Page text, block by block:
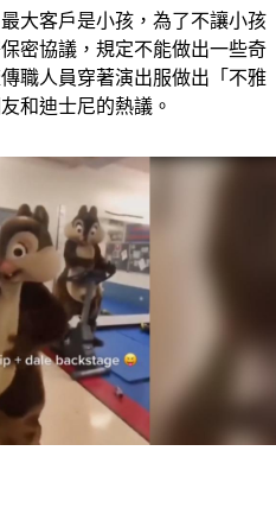
大客戶是小孩，為了不讓小孩
密協議，規定不能做出一些奇
職人員穿著演出服做出「不雅
和迪士尼的熱議。